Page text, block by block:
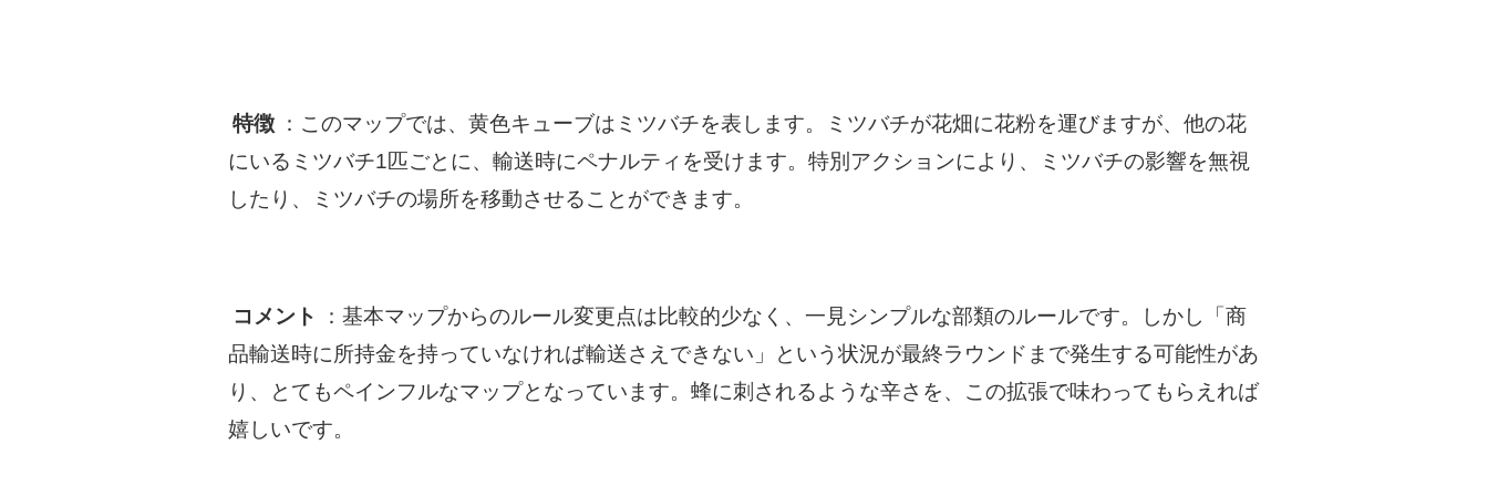
特徴 ：このマップでは、黄色キューブはミツバチを表します。ミツバチが花畑に花粉を運びますが、他の花
にいるミツバチ1匹ごとに、輸送時にペナルティを受けます。特別アクションにより、ミツバチの影響を無視
したり、ミツバチの場所を移動させることができます。
コメント
：基本マップからのルール変更点は比較的少なく、一見シンプルな部類のルールです。しかし「商
品輸送時に所持金を持っていなければ輸送さえできない」という状況が最終ラウンドまで発生する可能性があ
り、とてもペインフルなマップとなっています。蜂に刺されるような辛さを、この拡張で味わってもらえれば
嬉しいです。